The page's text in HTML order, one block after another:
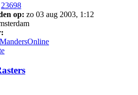
23698
op: zo 03 aug 2003, 1:12